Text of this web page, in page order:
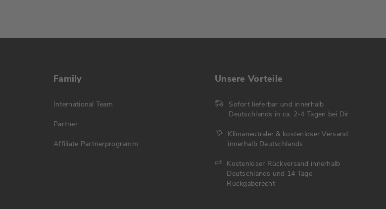
Family
International Team
Partner
Affiliate Partnerprogramm
Unsere Vorteile
Sofort lieferbar und innerhalb
Deutschlands in ca. 2-4 Tagen bei Dir
Klimaneutraler & kostenloser Versand
innerhalb Deutschlands
Kostenloser Rückversand innerhalb
Deutschlands und 14 Tage
Rückgaberecht